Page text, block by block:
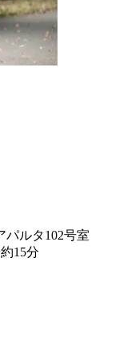
パルタ102号室
15分